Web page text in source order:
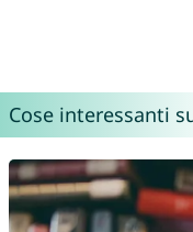
Cose interessanti